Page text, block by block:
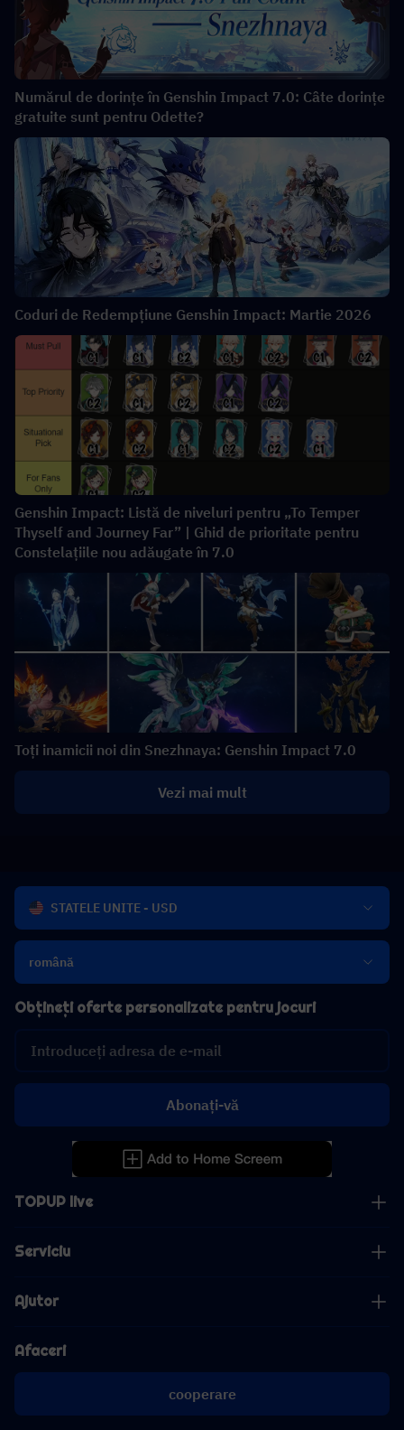
Numărul de dorințe în Genshin Impact 7.0: Câte dorințe
gratuite sunt pentru Odette?
Coduri de Redempțiune Genshin Impact: Martie 2026
Genshin Impact: Listă de niveluri pentru „To Temper
Thyself and Journey Far” | Ghid de prioritate pentru
Constelațiile nou adăugate în 7.0
Toți inamicii noi din Snezhnaya: Genshin Impact 7.0
Vezi mai mult
STATELE UNITE - USD
română
TOPUP live
Serviciu
Ajutor
Afaceri
cooperare
Obțineți oferte personalizate pentru jocuri
Abonați-vă